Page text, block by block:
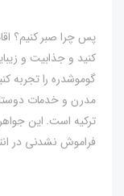
پس چرا صبر کنیم؟
گوموشدره را تجربه
مدرن و خدمات
ترکیه است. این
فراموش نشدنی در